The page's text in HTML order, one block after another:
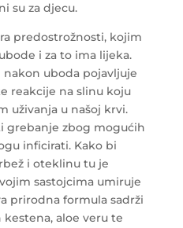
su za djecu.
predostrožnosti, kojim
i za to ima lijeka.
uboda pojavljuje
reakcije na slinu koju
uživanja u našoj krvi.
grebanje zbog mogućih
inficirati. Kako bi
i oteklinu tu je
sastojcima umiruje
prirodna formula sadrži
aloe veru te